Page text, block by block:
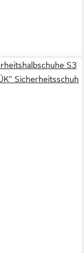
S3
Sicherheitsschuh